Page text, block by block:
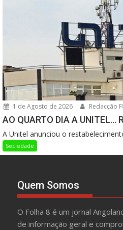
1 de Agosto de 2026 Redacção
AO QUARTO DIA A UNITEL…
A Unitel anunciou o
Sociedade
Quem Somos
O Folha 8 é um jornal
de informação geral e